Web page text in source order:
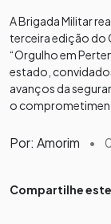
A Brigada Militar
terceira edição do
“Orgulho em
estado,
avanços da
o
Por: Amorim •
Compartilhe